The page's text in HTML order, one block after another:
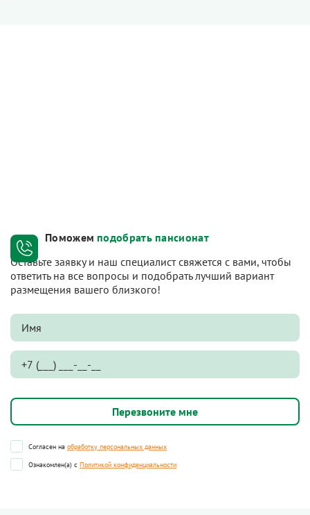
Поможем подобрать пансионат
Оставьте заявку и наш специалист свяжется с вами, чтобы
ответить на все вопросы и подобрать лучший вариант
размещения вашего близкого!
Согласен на обработку персональных данных
Ознакомлен(а) с Политикой конфиденциальности